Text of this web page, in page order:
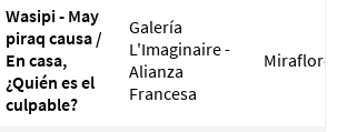
Wasipi - May
piraq causa /
En casa,
¿Quién es el
culpable?
Galería
L'Imaginaire -
Alianza
Francesa